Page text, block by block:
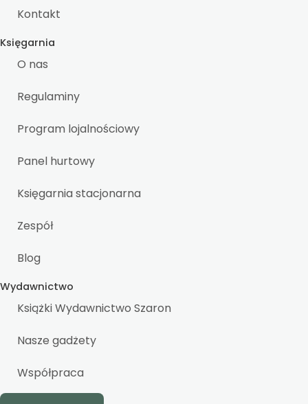
Kontakt
Księgarnia
O nas
Regulaminy
Program lojalnościowy
Panel hurtowy
Księgarnia stacjonarna
Zespół
Blog
Wydawnictwo
Książki Wydawnictwo Szaron
Nasze gadżety
Współpraca